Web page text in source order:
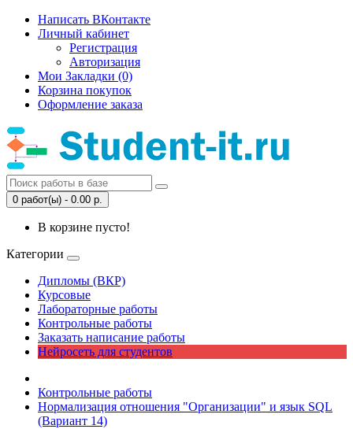
Написать ВКонтакте
Личный кабинет
Регистрация
Авторизация
Мои Закладки (0)
Корзина покупок
Оформление заказа
0 работ(ы) - 0.00 р.
В корзине пусто!
Категории
Дипломы (ВКР)
Курсовые
Лабораторные работы
Контрольные работы
Заказать написание работы
Нейросеть для студентов
Контрольные работы
Нормализация отношения "Организации" и язык SQL
(Вариант 14)